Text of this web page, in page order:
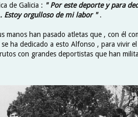
de Galicia : " Por este deporte y para
Estoy orgulloso de mi labor ".
manos han pasado atletas que , con él
ha dedicado a esto Alfonso , para vivir
con grandes deportistas que han